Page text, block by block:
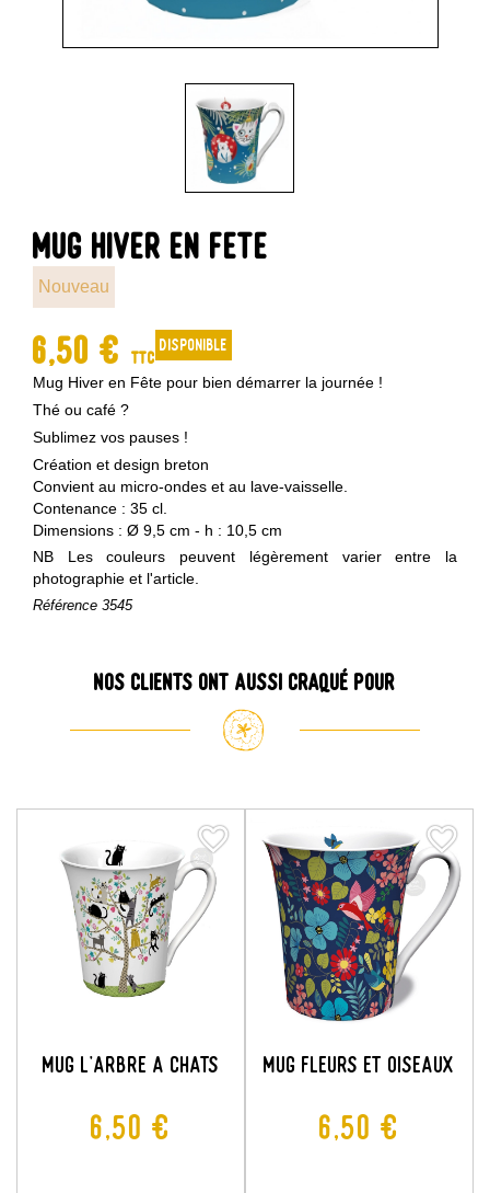
MUG HIVER EN FETE
Nouveau
6,50 € TTC
disponible
Mug Hiver en Fête pour bien démarrer la journée !
Thé ou café ?
Sublimez vos pauses !
Création et design breton
Convient au micro-ondes et au lave-vaisselle.
Contenance : 35 cl.
Dimensions : Ø 9,5 cm - h : 10,5 cm
NB Les couleurs peuvent légèrement varier entre la
photographie et l'article.
Référence 3545
Nos clients ont aussi craqué pour
MUG L'ARBRE A CHATS
Prix
6,50 €
favorite_border
favorite_border
MUG FLEURS ET OISEAUX
Prix
6,50 €
favorite_border
favorite_border